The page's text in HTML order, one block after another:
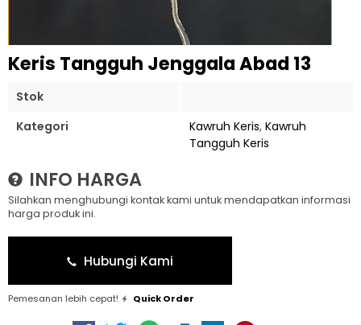
Keris Tangguh Jenggala Abad 13
Stok
Kategori
Kawruh Keris, Kawruh
Tangguh Keris
INFO HARGA
Silahkan menghubungi kontak kami untuk mendapatkan informasi
harga produk ini.
Hubungi Kami
Pemesanan lebih cepat! Quick Order